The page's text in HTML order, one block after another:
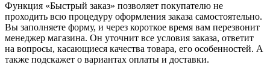
Функция «Быстрый заказ» позволяет покупателю не
проходить всю процедуру оформления заказа самостоятельно.
Вы заполняете форму, и через короткое время вам перезвонит
менеджер магазина. Он уточнит все условия заказа, ответит
на вопросы, касающиеся качества товара, его особенностей. А
также подскажет о вариантах оплаты и доставки.